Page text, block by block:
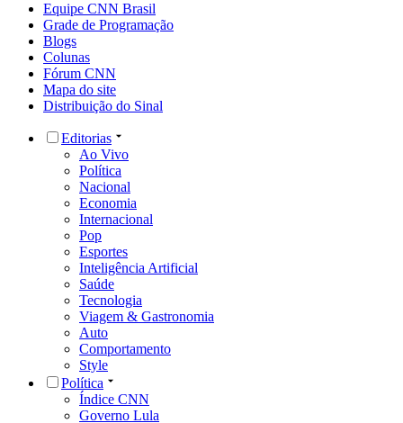
Equipe CNN Brasil
Grade de Programação
Blogs
Colunas
Fórum CNN
Mapa do site
Distribuição do Sinal
Editorias
Ao Vivo
Política
Nacional
Economia
Internacional
Pop
Esportes
Inteligência Artificial
Saúde
Tecnologia
Viagem & Gastronomia
Auto
Comportamento
Style
Política
Índice CNN
Governo Lula